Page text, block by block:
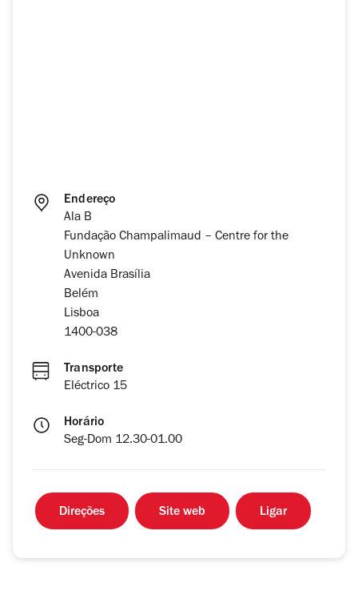
Endereço
Ala B
Fundação Champalimaud – Centre for the
Unknown
Avenida Brasília
Belém
Lisboa
1400-038
Transporte
Eléctrico 15
Horário
Seg-Dom 12.30-01.00
Direções Site web Ligar